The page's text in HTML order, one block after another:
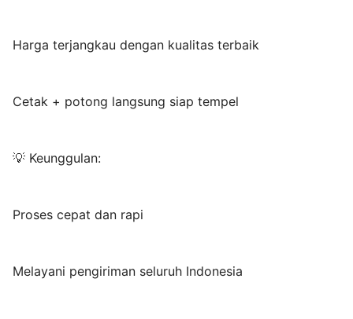
Harga terjangkau dengan kualitas terbaik
Cetak + potong langsung siap tempel
💡 Keunggulan:
Proses cepat dan rapi
Melayani pengiriman seluruh Indonesia